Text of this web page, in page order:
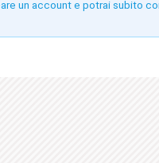
un account e potrai subito